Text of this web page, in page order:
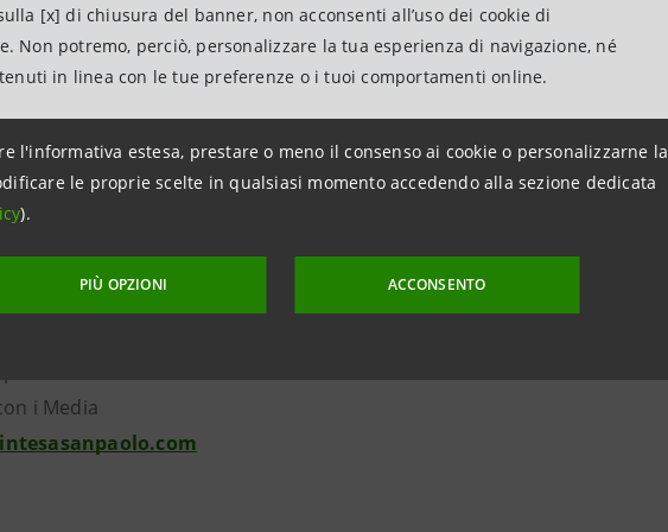
[x] di chiusura del banner, non acconsenti all’uso dei cookie di
Non potremo, perciò, personalizzare la tua esperienza di navigazione, né
in linea con le tue preferenze o i tuoi comportamenti online.
l'informativa estesa, prestare o meno il consenso ai cookie o personalizzarne la
le proprie scelte in qualsiasi momento accedendo alla sezione dedicata
).
PIÙ OPZIONI ACCONSENTO
e social media - Funzione Comunicazione
Alessandro Iapino
6859 2612
i Media